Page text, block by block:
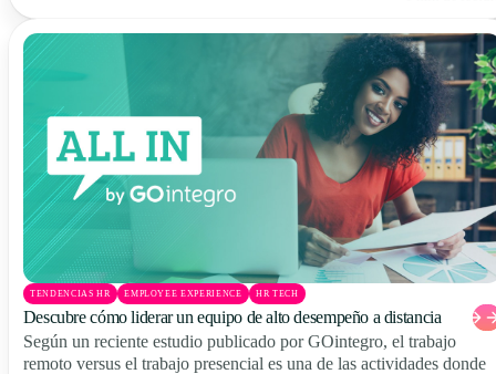
TENDENCIAS HR EMPLOYEE EXPERIENCE HR TECH
Descubre cómo liderar un equipo de alto desempeño a distancia
Según un reciente estudio publicado por GOintegro, el trabajo
remoto versus el trabajo presencial es una de las actividades donde